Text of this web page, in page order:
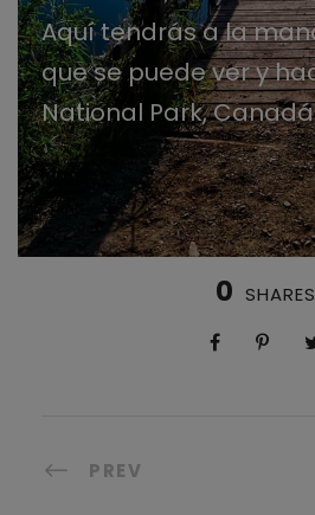
Aquí tendrás a la
que se puede ver y
National Park, Canadá
0 SHARES
PREV